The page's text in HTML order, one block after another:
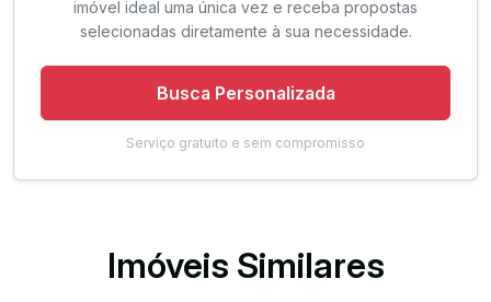
imóvel ideal uma única vez e receba propostas
selecionadas diretamente à sua necessidade.
Busca Personalizada
Serviço gratuito e sem compromisso
Imóveis Similares